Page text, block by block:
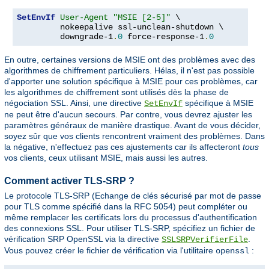
SetEnvIf User-Agent "MSIE [2-5]" \
         nokeepalive ssl-unclean-shutdown \
         downgrade-1
.0 force-response-1.0
En outre, certaines versions de MSIE ont des problèmes avec des
algorithmes de chiffrement particuliers. Hélas, il n'est pas possible
d'apporter une solution spécifique à MSIE pour ces problèmes, car
les algorithmes de chiffrement sont utilisés dès la phase de
négociation SSL. Ainsi, une directive SetEnvIf spécifique à MSIE
ne peut être d'aucun secours. Par contre, vous devrez ajuster les
paramètres généraux de manière drastique. Avant de vous décider,
soyez sûr que vos clients rencontrent vraiment des problèmes. Dans
la négative, n'effectuez pas ces ajustements car ils affecteront tous
vos clients, ceux utilisant MSIE, mais aussi les autres.
Comment activer TLS-SRP ?
Le protocole TLS-SRP (Echange de clés sécurisé par mot de passe
pour TLS comme spécifié dans la RFC 5054) peut compléter ou
même remplacer les certificats lors du processus d'authentification
des connexions SSL. Pour utiliser TLS-SRP, spécifiez un fichier de
vérification SRP OpenSSL via la directive SSLSRPVerifierFile
Vous pouvez créer le fichier de vérification via l'utilitaire openssl :